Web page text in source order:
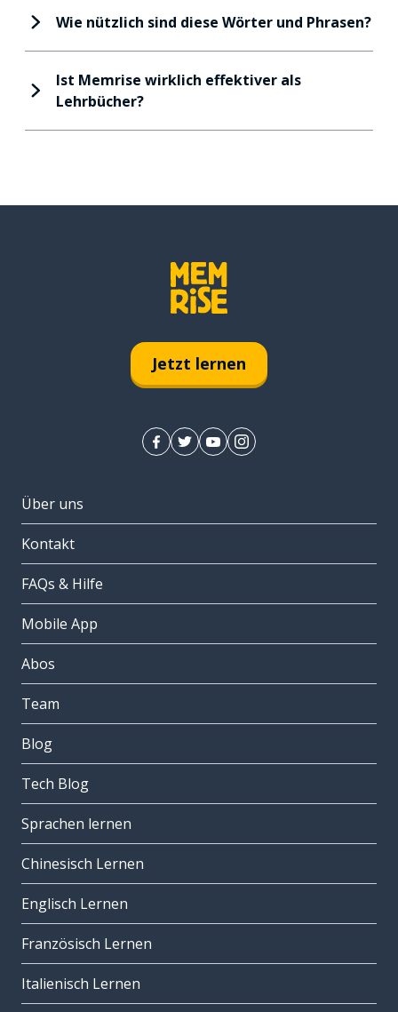
Wie nützlich sind diese Wörter und Phrasen?
Ist Memrise wirklich effektiver als
Lehrbücher?
Jetzt lernen
Über uns
Kontakt
FAQs & Hilfe
Mobile App
Abos
Team
Blog
Tech Blog
Sprachen lernen
Chinesisch Lernen
Englisch Lernen
Französisch Lernen
Italienisch Lernen